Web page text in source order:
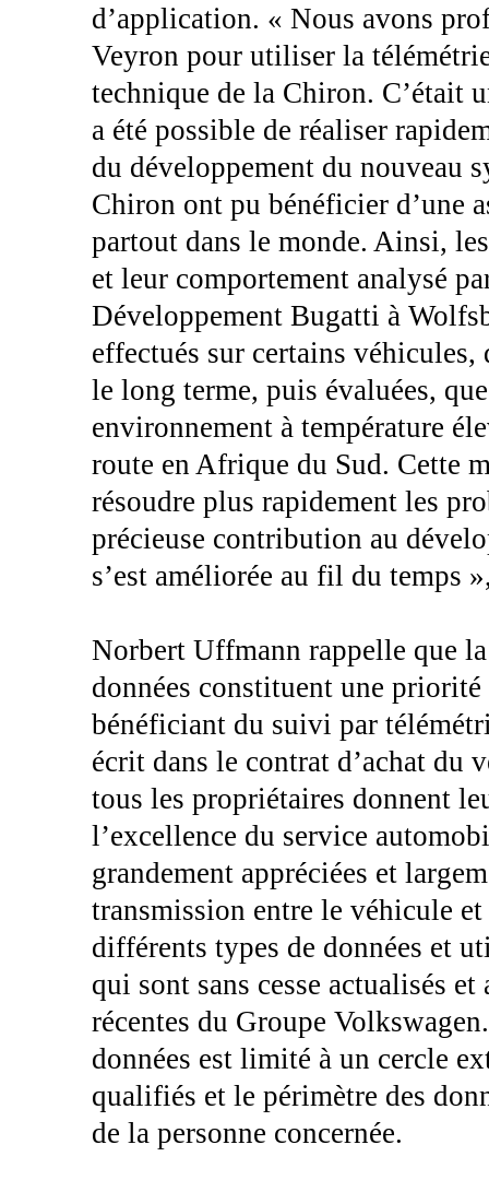
d’application. « Nous avons
Veyron pour utiliser la
technique de la Chiron. C’était
a été possible de réaliser
du développement du nouveau
Chiron ont pu bénéficier d’une
partout dans le monde. Ainsi,
et leur comportement analysé
Développement Bugatti à
effectués sur certains
le long terme, puis évaluées,
environnement à température
route en Afrique du Sud. Cette
résoudre plus rapidement les
précieuse contribution au
s’est améliorée au fil du temps
Norbert Uffmann rappelle que
données constituent une
bénéficiant du suivi par
écrit dans le contrat d’achat du
tous les propriétaires donnent
l’excellence du service
grandement appréciées et
transmission entre le véhicule
différents types de données et
qui sont sans cesse actualisés
récentes du Groupe
données est limité à un cercle
qualifiés et le périmètre des
de la personne concernée.